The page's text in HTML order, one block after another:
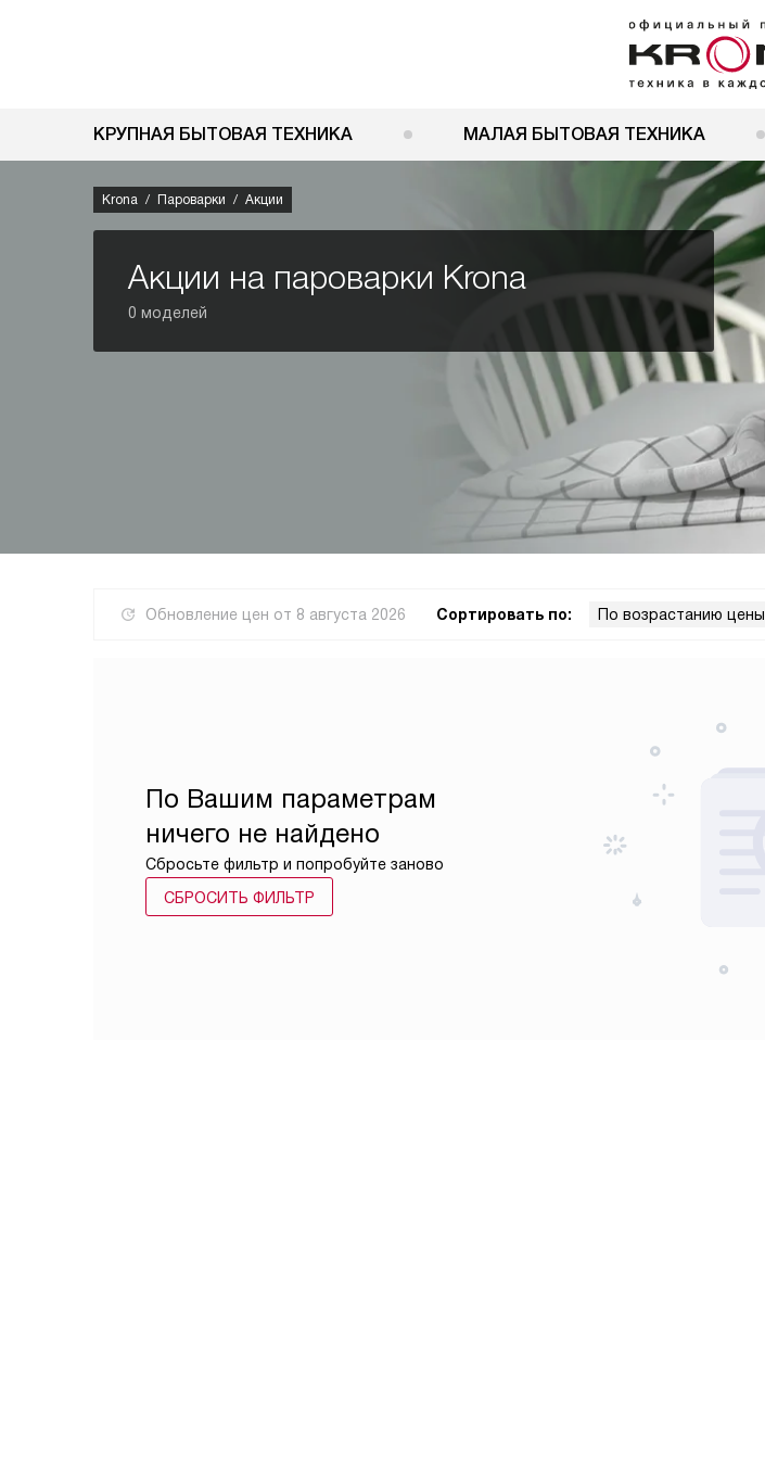
КРУПНАЯ БЫТОВАЯ ТЕХНИКА МАЛАЯ БЫТОВАЯ ТЕХНИКА
Krona Пароварки Акции
Акции на пароварки Krona
0 моделей
Обновление цен от 8 августа 2026 Сортировать по: По возрастанию цены
По Вашим параметрам
ничего не найдено
Сбросьте фильтр и попробуйте заново
СБРОСИТЬ ФИЛЬТР